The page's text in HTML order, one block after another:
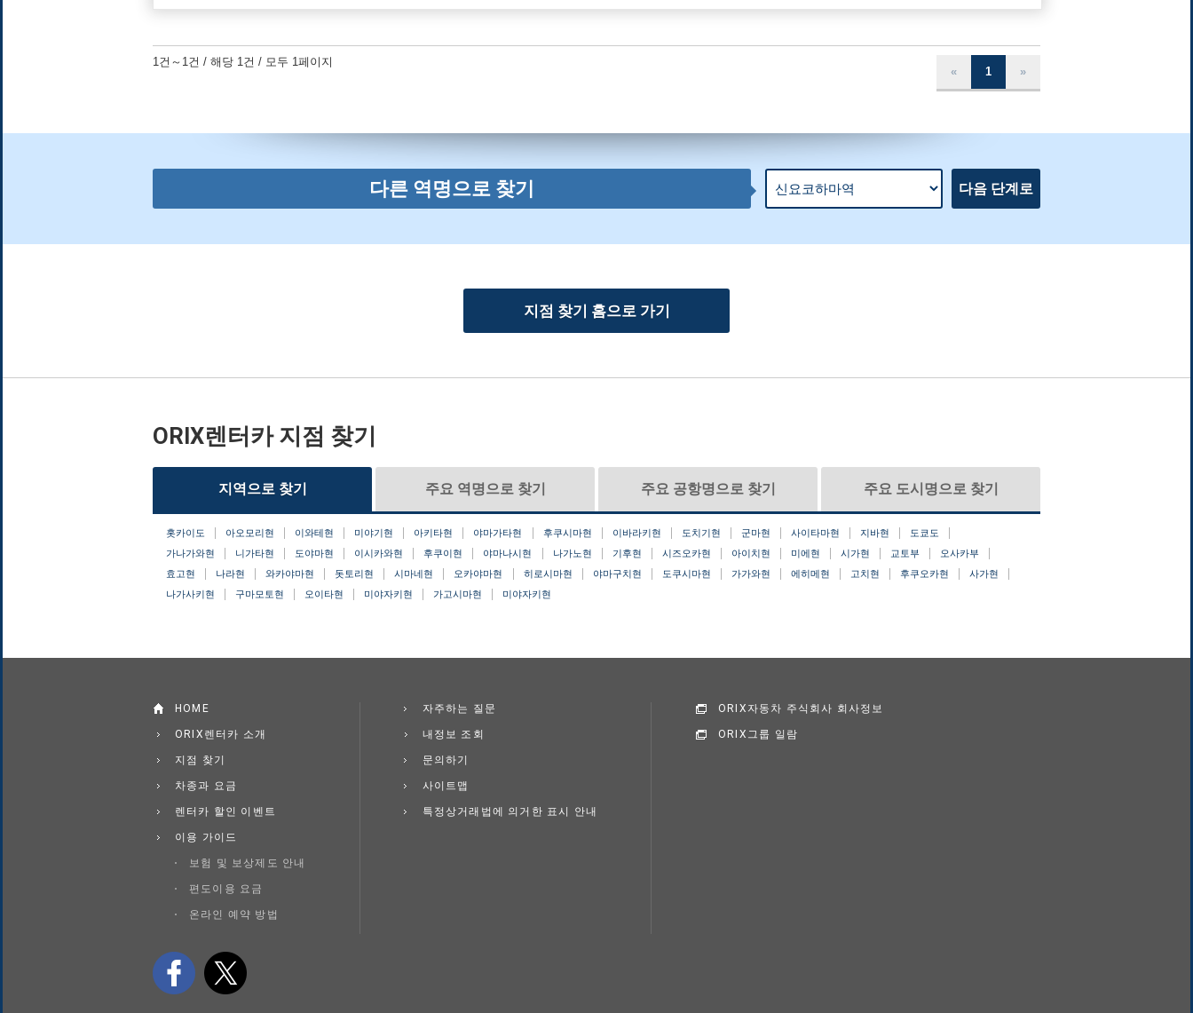
1건～1건 / 해당 1건 / 모두 1페이지
« 1 »
다른 역명으로 찾기
지점 찾기 홈으로 가기
ORIX렌터카 지점 찾기
지역으로 찾기 주요 역명으로 찾기 주요 공항명으로 찾기 주요 도시명으로 찾기
홋카이도 아오모리현 이와테현 미야기현 아키타현 야마가타현 후쿠시마현 이바라키현 도치기현 군마현 사이타마현 지바현
도쿄도
가나가와현
니가타현 도야마현 이시카와현 후쿠이현 야마나시현 나가노현 기후현 시즈오카현 아이치현 미에현 시가현 교토부
오사카부
효고현
나라현 와카야마현 돗토리현 시마네현 오카야마현 히로시마현 야마구치현 도쿠시마현 가가와현 에히메현 고치현 후쿠오카현
사가현
나가사키현
구마모토현 오이타현 미야자키현 가고시마현 미야자키현
HOME
ORIX렌터카 소개
지점 찾기
차종과 요금
렌터카 할인 이벤트
이용 가이드
보험 및 보상제도 안내
편도이용 요금
온라인 예약 방법
자주하는 질문
내정보 조회
문의하기
사이트맵
특정상거래법에 의거한 표시 안내
ORIX자동차 주식회사 회사정보
ORIX그룹 일람